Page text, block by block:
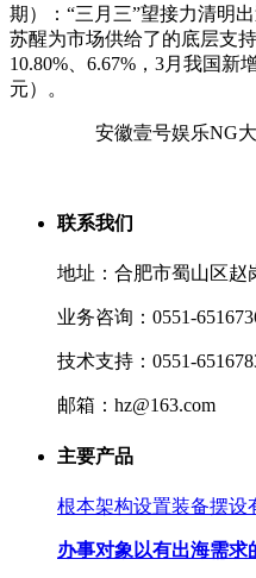
期）：“三月三”望接力清明
苏醒为市场供给了的底层支持
10.80%、6.67%，3月我国新
元）。
安徽壹号娱乐NG
联系我们
地址：合肥市蜀山区赵
业务咨询：0551-
技术支持：0551-
邮箱：hz@163.com
主要产品
根本架构设置装备摆设
办事对象以有出海需求